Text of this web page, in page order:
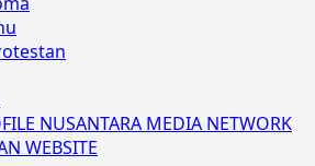
NUSANTARA MEDIA NETWORK
WEBSITE